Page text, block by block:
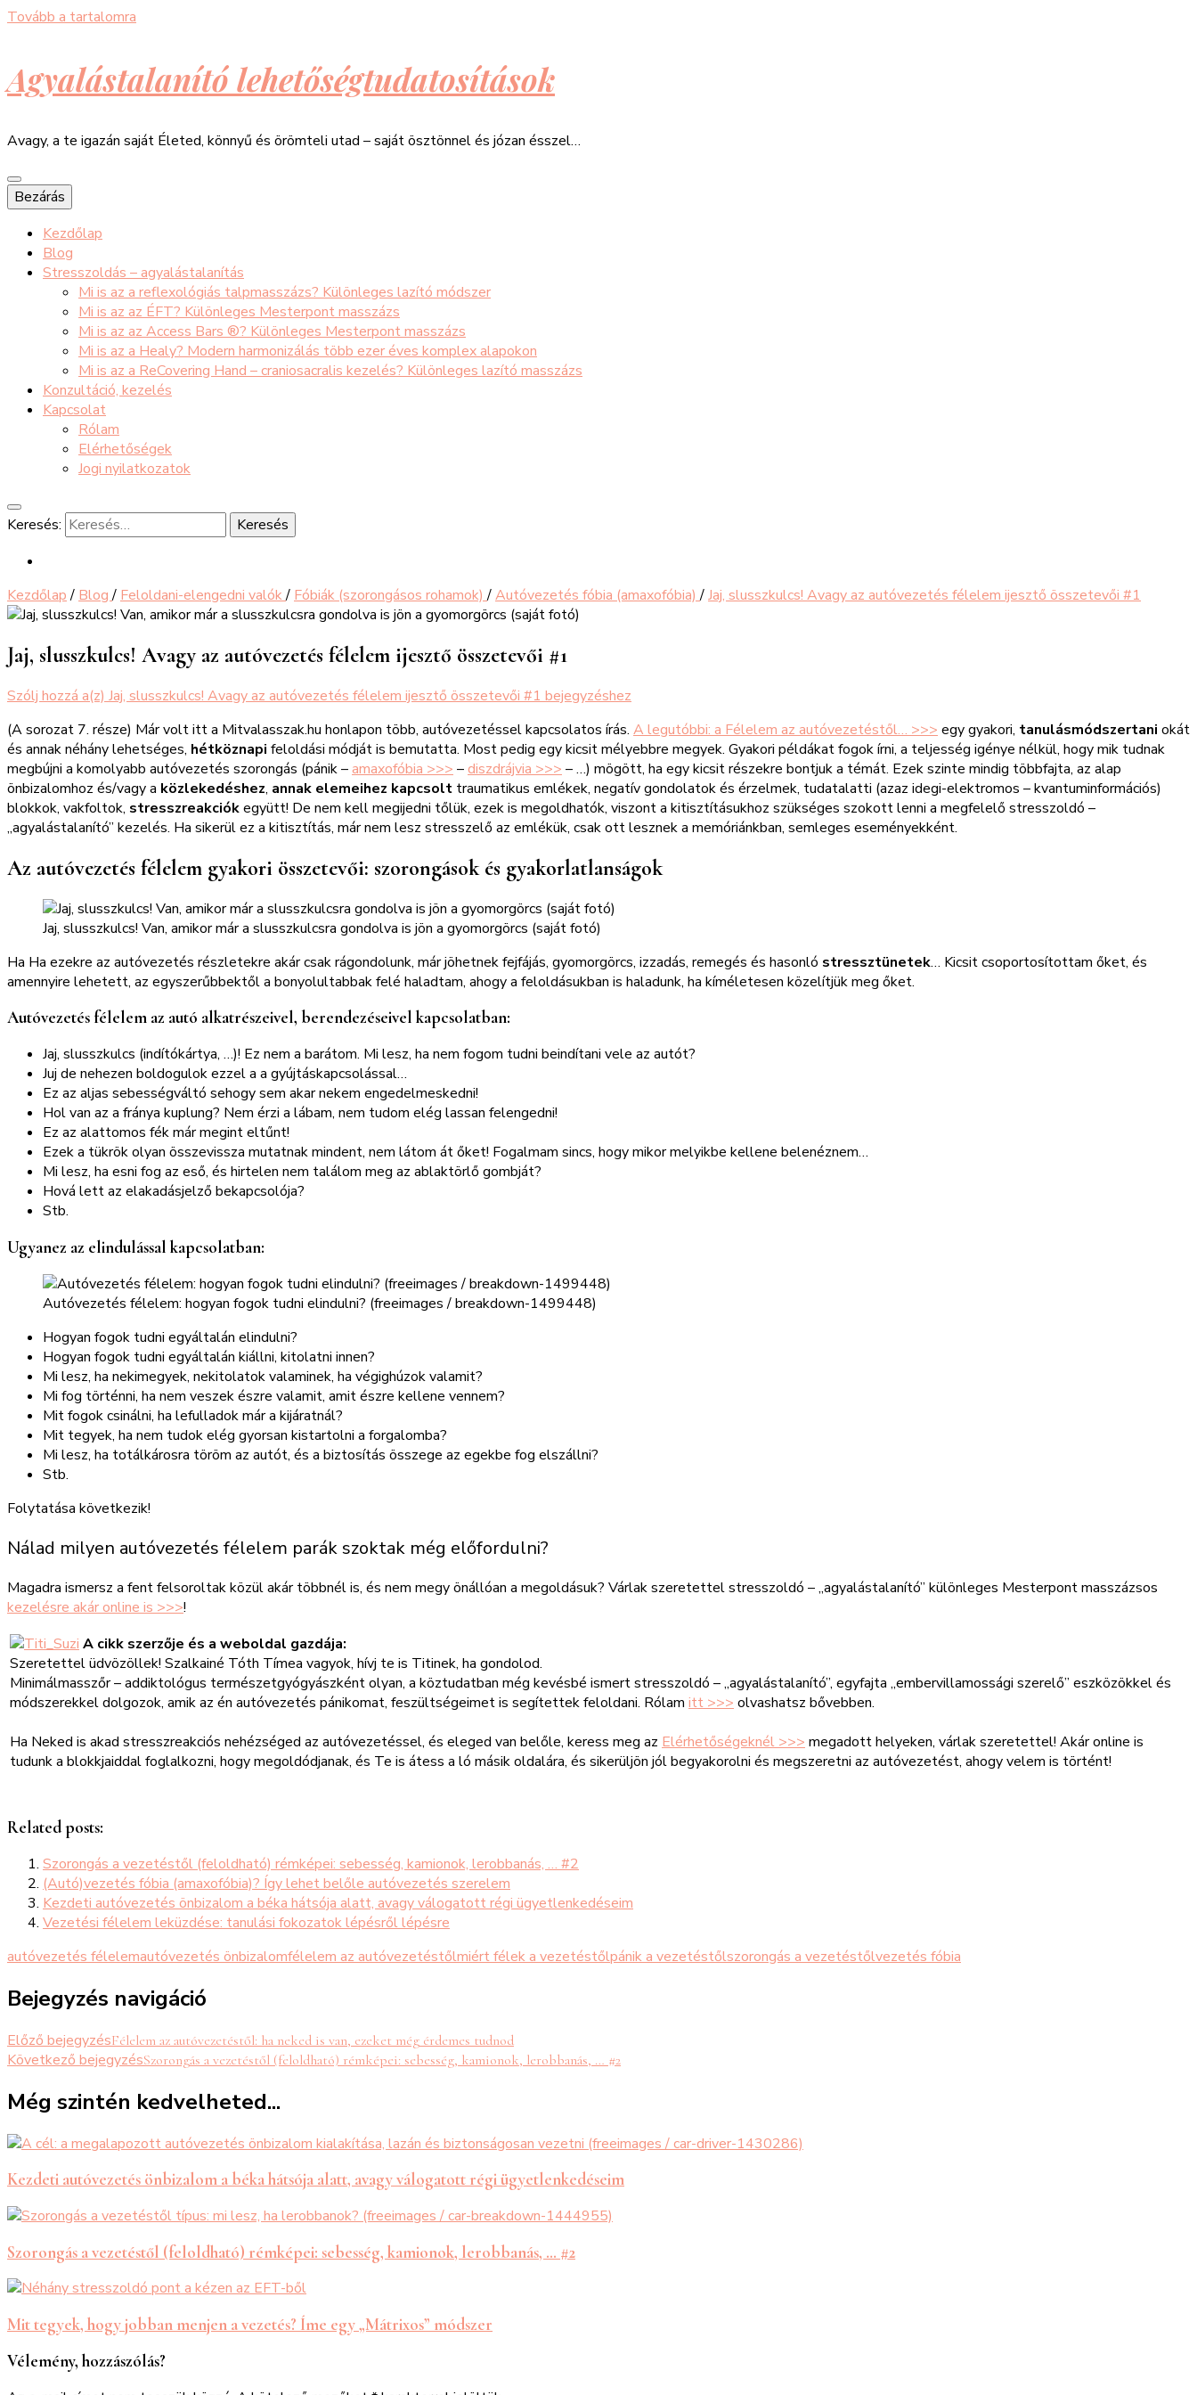
Tovább a tartalomra
Agyalástalanító lehetőségtudatosítások
Avagy, a te igazán saját Életed, könnyű és örömteli utad – saját ösztönnel és józan ésszel…
Bezárás
Kezdőlap
Blog
Stresszoldás – agyalástalanítás
Mi is az a reflexológiás talpmasszázs? Különleges lazító módszer
Mi is az az ÉFT? Különleges Mesterpont masszázs
Mi is az az Access Bars ®? Különleges Mesterpont masszázs
Mi is az a Healy? Modern harmonizálás több ezer éves komplex alapokon
Mi is az a ReCovering Hand – craniosacralis kezelés? Különleges lazító masszázs
Konzultáció, kezelés
Kapcsolat
Rólam
Elérhetőségek
Jogi nyilatkozatok
Keresés:
Kezdőlap / Blog/ Feloldani-elengedni valók/ Fóbiák (szorongásos rohamok)/Autóvezetés fóbia (amaxofóbia)/Jaj, slusszkulcs! Avagy az autóvezetés félelem ijesztő összetevői #1
Jaj, slusszkulcs! Avagy az autóvezetés félelem ijesztő összetevői #1
Szólj hozzá a(z) Jaj, slusszkulcs! Avagy az autóvezetés félelem ijesztő összetevői #1 bejegyzéshez
(A sorozat 7. része) Már volt itt a Mitvalasszak.hu honlapon több, autóvezetéssel kapcsolatos írás. A legutóbbi: a Félelem az autóvezetéstől… >>> egy gyakori, tanulásmódszertani okát
és annak néhány lehetséges, hétköznapi feloldási módját is bemutatta. Most pedig egy kicsit mélyebbre megyek. Gyakori példákat fogok írni, a teljesség igénye nélkül, hogy mik tudnak
megbújni a komolyabb autóvezetés szorongás (pánik –amaxofóbia >>> –diszdrájvia >>> – …) mögött, ha egy kicsit részekre bontjuk a témát. Ezek szinte mindig többfajta, az alap
önbizalomhoz és/vagy a közlekedéshez, annak elemeihez kapcsolt traumatikus emlékek, negatív gondolatok és érzelmek, tudatalatti (azaz idegi-elektromos – kvantuminformációs)
blokkok, vakfoltok, stresszreakciókegyütt! De nem kell megijedni tőlük, ezek is megoldhatók, viszont a kitisztításukhoz szükséges szokott lenni a megfelelő stresszoldó –
„agyalástalanító” kezelés. Ha sikerül ez a kitisztítás, már nem lesz stresszelő az emlékük, csak ott lesznek a memóriánkban, semleges eseményekként.
Az autóvezetés félelem gyakori összetevői: szorongások és gyakorlatlanságok
Jaj, slusszkulcs! Van, amikor már a slusszkulcsra gondolva is jön a gyomorgörcs (saját fotó)
Ha Ha ezekre az autóvezetés részletekre akár csak rágondolunk, már jöhetnek fejfájás, gyomorgörcs, izzadás, remegés és hasonló stressztünetek… Kicsit csoportosítottam őket, és
amennyire lehetett, az egyszerűbbektől a bonyolultabbak felé haladtam, ahogy a feloldásukban is haladunk, ha kíméletesen közelítjük meg őket.
Autóvezetés félelem az autó alkatrészeivel, berendezéseivel kapcsolatban:
Jaj, slusszkulcs (indítókártya, …)! Ez nem a barátom. Mi lesz, ha nem fogom tudni beindítani vele az autót?
Juj de nehezen boldogulok ezzel a a gyújtáskapcsolással…
Ez az aljas sebességváltó sehogy sem akar nekem engedelmeskedni!
Hol van az a fránya kuplung? Nem érzi a lábam, nem tudom elég lassan felengedni!
Ez az alattomos fék már megint eltűnt!
Ezek a tükrök olyan összevissza mutatnak mindent, nem látom át őket! Fogalmam sincs, hogy mikor melyikbe kellene belenéznem…
Mi lesz, ha esni fog az eső, és hirtelen nem találom meg az ablaktörlő gombját?
Hová lett az elakadásjelző bekapcsolója?
Stb.
Ugyanez az elindulással kapcsolatban:
Autóvezetés félelem: hogyan fogok tudni elindulni? (freeimages / breakdown-1499448)
Hogyan fogok tudni egyáltalán elindulni?
Hogyan fogok tudni egyáltalán kiállni, kitolatni innen?
Mi lesz, ha nekimegyek, nekitolatok valaminek, ha végighúzok valamit?
Mi fog történni, ha nem veszek észre valamit, amit észre kellene vennem?
Mit fogok csinálni, ha lefulladok már a kijáratnál?
Mit tegyek, ha nem tudok elég gyorsan kistartolni a forgalomba?
Mi lesz, ha totálkárosra töröm az autót, és a biztosítás összege az egekbe fog elszállni?
Stb.
Folytatása következik!
Nálad milyen autóvezetés félelem parák szoktak még előfordulni?
Magadra ismersz a fent felsoroltak közül akár többnél is, és nem megy önállóan a megoldásuk? Várlak szeretettel stresszoldó – „agyalástalanító” különleges Mesterpont masszázsos
kezelésre akár online is >>>!
A cikk szerzője és a weboldal gazdája:
Szeretettel üdvözöllek! Szalkainé Tóth Tímea vagyok, hívj te is Titinek, ha gondolod.
Minimálmasszőr – addiktológus természetgyógyászként olyan, a köztudatban még kevésbé ismert stresszoldó – „agyalástalanító”, egyfajta „embervillamossági szerelő” eszközökkel és
módszerekkel dolgozok, amik az én autóvezetés pánikomat, feszültségeimet is segítettek feloldani. Rólam itt >>> olvashatsz bővebben.
Ha Neked is akad stresszreakciós nehézséged az autóvezetéssel, és eleged van belőle, keress meg az Elérhetőségeknél >>> megadott helyeken, várlak szeretettel! Akár online is
tudunk a blokkjaiddal foglalkozni, hogy megoldódjanak, és Te is átess a ló másik oldalára, és sikerüljön jól begyakorolni és megszeretni az autóvezetést, ahogy velem is történt!
Related posts:
Szorongás a vezetéstől (feloldható) rémképei: sebesség, kamionok, lerobbanás, … #2
(Autó)vezetés fóbia (amaxofóbia)? Így lehet belőle autóvezetés szerelem
Kezdeti autóvezetés önbizalom a béka hátsója alatt, avagy válogatott régi ügyetlenkedéseim
Vezetési félelem leküzdése: tanulási fokozatok lépésről lépésre
autóvezetés félelemautóvezetés önbizalomfélelem az autóvezetéstőlmiért félek a vezetéstőlpánik a vezetéstőlszorongás a vezetéstőlvezetés fóbia
Bejegyzés navigáció
Előző bejegyzésFélelem az autóvezetéstől: ha neked is van, ezeket még érdemes tudnod
Következő bejegyzésSzorongás a vezetéstől (feloldható) rémképei: sebesség, kamionok, lerobbanás, … #2
Még szintén kedvelheted...
Kezdeti autóvezetés önbizalom a béka hátsója alatt, avagy válogatott régi ügyetlenkedéseim
Szorongás a vezetéstől (feloldható) rémképei: sebesség, kamionok, lerobbanás, … #2
Mit tegyek, hogy jobban menjen a vezetés? Íme egy „Mátrixos” módszer
Vélemény, hozzászólás?